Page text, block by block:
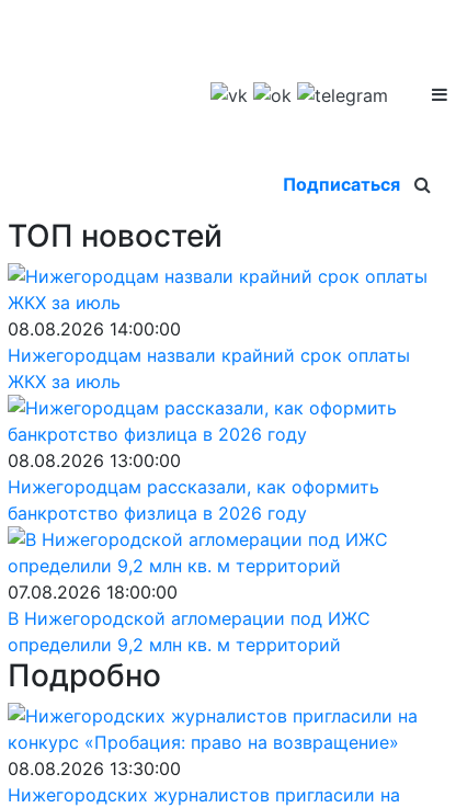
Подписаться
ТОП новостей
08.08.2026 14:00:00
Нижегородцам назвали крайний срок оплаты
ЖКХ за июль
08.08.2026 13:00:00
Нижегородцам рассказали, как оформить
банкротство физлица в 2026 году
07.08.2026 18:00:00
В Нижегородской агломерации под ИЖС
определили 9,2 млн кв. м территорий
Подробно
08.08.2026 13:30:00
Нижегородских журналистов пригласили на